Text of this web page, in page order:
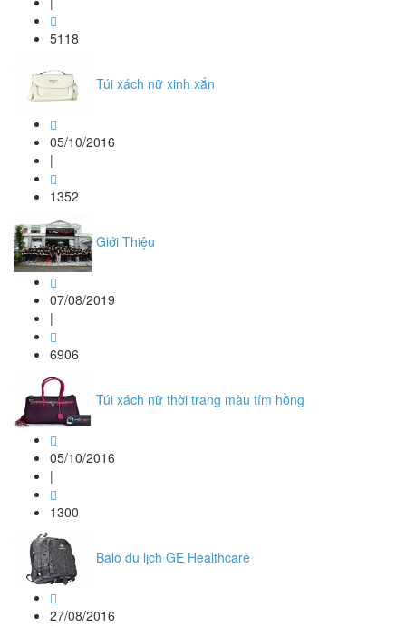
5118
Túi xách nữ xinh xắn
05/10/2016
|
1352
Giới Thiệu
07/08/2019
|
6906
Túi xách nữ thời trang màu tím hồng
05/10/2016
|
1300
Balo du lịch GE Healthcare
27/08/2016